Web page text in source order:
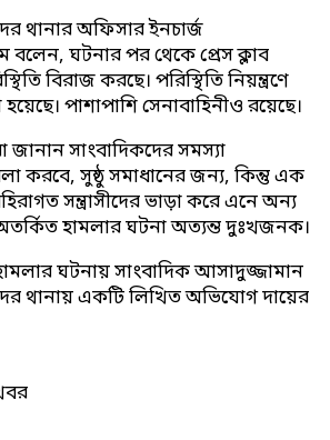
থানার অফিসার ইনচার্জ
বলেন, ঘটনার পর থেকে প্রেস ক্লাব
বিরাজ করছে। পরিস্থিতি নিয়ন্ত্রণে
পাশাপাশি সেনাবাহিনীও রয়েছে।
জানান সাংবাদিকদের সমস্যা
করবে, সুষ্ঠু সমাধানের জন্য, কিন্তু এক
সন্ত্রাসীদের ভাড়া করে এনে অন্য
হামলার ঘটনা অত্যন্ত দুঃখজনক।
ঘটনায় সাংবাদিক আসাদুজ্জামান
থানায় একটি লিখিত অভিযোগ দায়ের